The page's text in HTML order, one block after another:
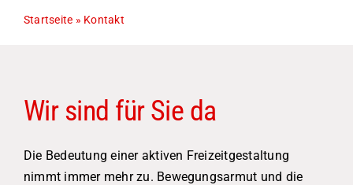
Startseite » Kontakt
Wir sind für Sie da
Die Bedeutung einer aktiven Freizeitgestaltung
nimmt immer mehr zu. Bewegungsarmut und die